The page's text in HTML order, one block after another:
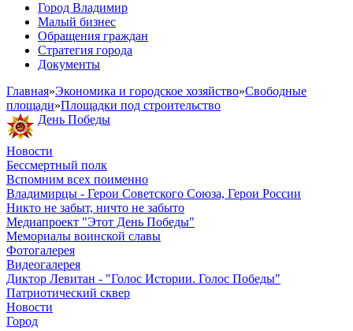
Город Владимир
Малый бизнес
Обращения граждан
Стратегия города
Документы
Главная»Экономика и городское хозяйство»Свободные
площади»Площадки под строительство
День Победы
Новости
Бессмертный полк
Вспомним всех поименно
Владимирцы - Герои Советского Союза, Герои России
Никто не забыт, ничто не забыто
Медиапроект "Этот День Победы"
Мемориалы воинской славы
Фотогалерея
Видеогалерея
Диктор Левитан - "Голос Истории. Голос Победы"
Патриотический сквер
Новости
Город